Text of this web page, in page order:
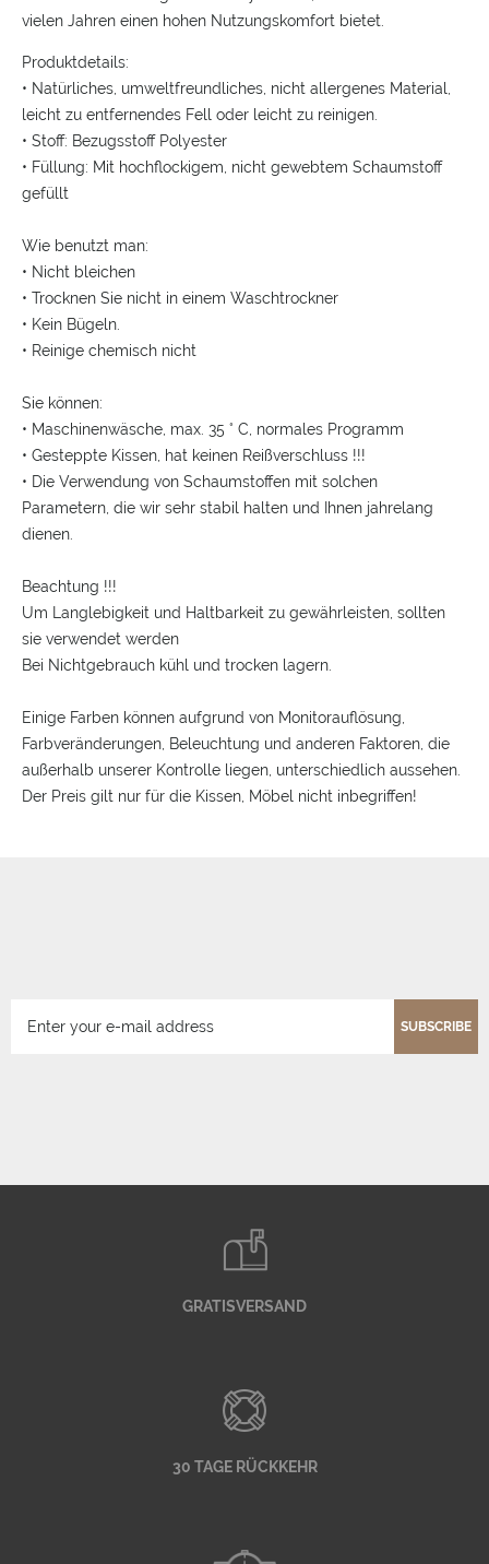
vielen Jahren einen hohen Nutzungskomfort bietet.
Produktdetails:
• Natürliches, umweltfreundliches, nicht allergenes Material,
leicht zu entfernendes Fell oder leicht zu reinigen.
• Stoff: Bezugsstoff Polyester
• Füllung: Mit hochflockigem, nicht gewebtem Schaumstoff
gefüllt
Wie benutzt man:
• Nicht bleichen
• Trocknen Sie nicht in einem Waschtrockner
• Kein Bügeln.
• Reinige chemisch nicht
Sie können:
• Maschinenwäsche, max. 35 ° C, normales Programm
• Gesteppte Kissen, hat keinen Reißverschluss !!!
• Die Verwendung von Schaumstoffen mit solchen
Parametern, die wir sehr stabil halten und Ihnen jahrelang
dienen.
Beachtung !!!
Um Langlebigkeit und Haltbarkeit zu gewährleisten, sollten
sie verwendet werden
Bei Nichtgebrauch kühl und trocken lagern.
Einige Farben können aufgrund von Monitorauflösung,
Farbveränderungen, Beleuchtung und anderen Faktoren, die
außerhalb unserer Kontrolle liegen, unterschiedlich aussehen.
Der Preis gilt nur für die Kissen, Möbel nicht inbegriffen!
SUBSCRIBE
GRATISVERSAND
30 TAGE RÜCKKEHR